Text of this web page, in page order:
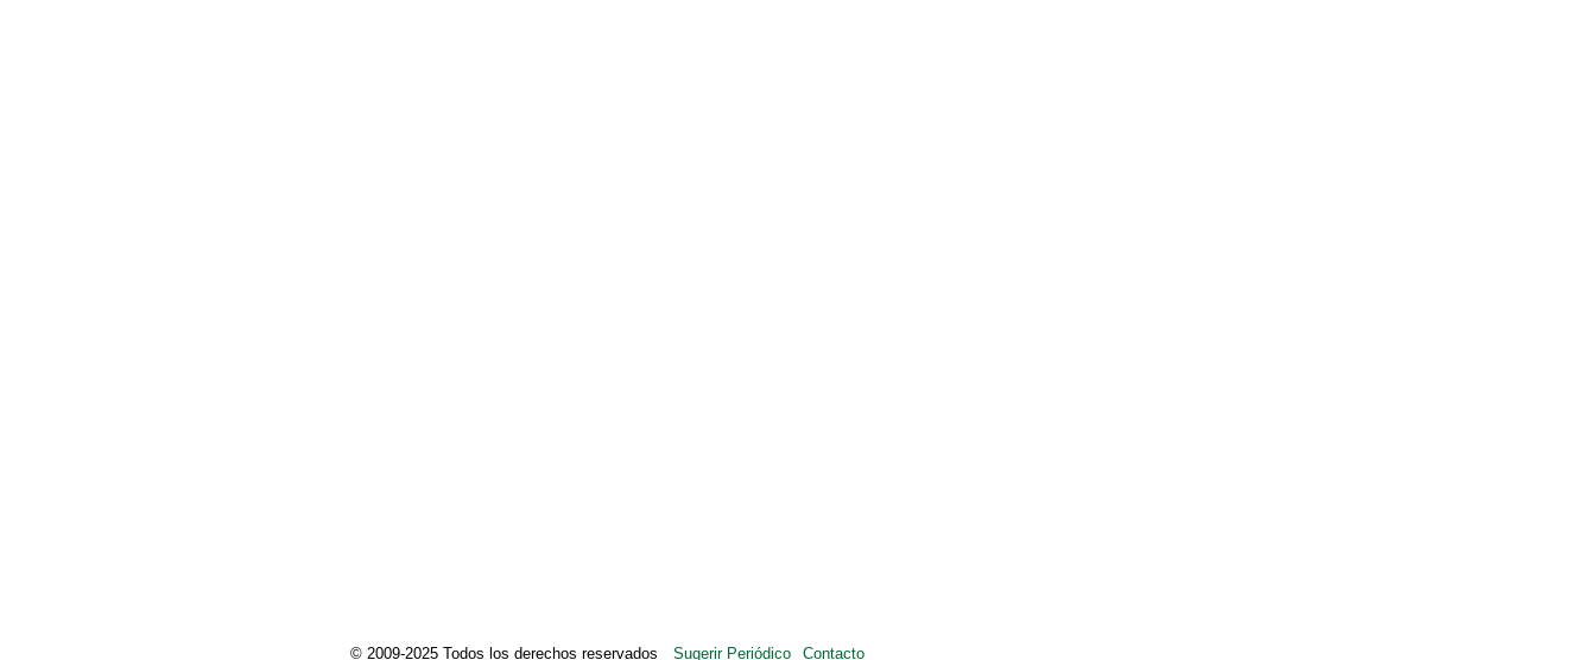
© 2009-2025 Todos los derechos reservados Sugerir Periódico Contacto